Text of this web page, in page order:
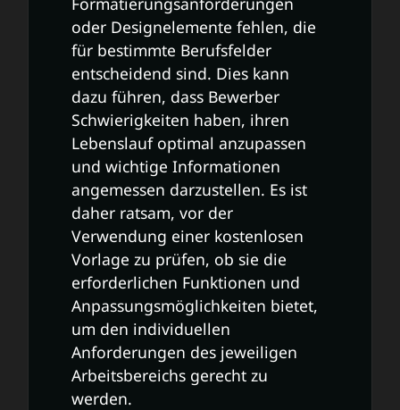
oder Designelemente fehlen, die
für bestimmte Berufsfelder
entscheidend sind. Dies kann
dazu führen, dass Bewerber
Schwierigkeiten haben, ihren
Lebenslauf optimal anzupassen
und wichtige Informationen
angemessen darzustellen. Es ist
daher ratsam, vor der
Verwendung einer kostenlosen
Vorlage zu prüfen, ob sie die
erforderlichen Funktionen und
Anpassungsmöglichkeiten bietet,
um den individuellen
Anforderungen des jeweiligen
Arbeitsbereichs gerecht zu
werden.